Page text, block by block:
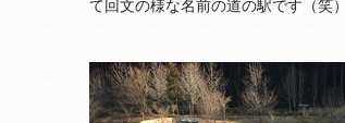
て回文の様な名前の道の駅です（笑）